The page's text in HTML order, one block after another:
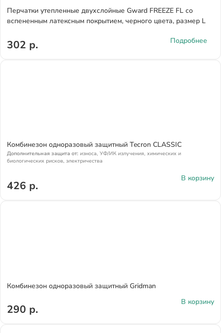
Перчатки утепленные двухслойные Gward FREEZE FL со
вспененным латексным покрытием, черного цвета, размер L
302 р. Подробнее
Комбинезон одноразовый защитный Tecron CLASSIC
Дополнительная защита от: износа, УФ/ИК излучения, химических и
биологических рисков, электричества
426 р.
В корзину
Комбинезон одноразовый защитный Gridman
290 р.
В корзину